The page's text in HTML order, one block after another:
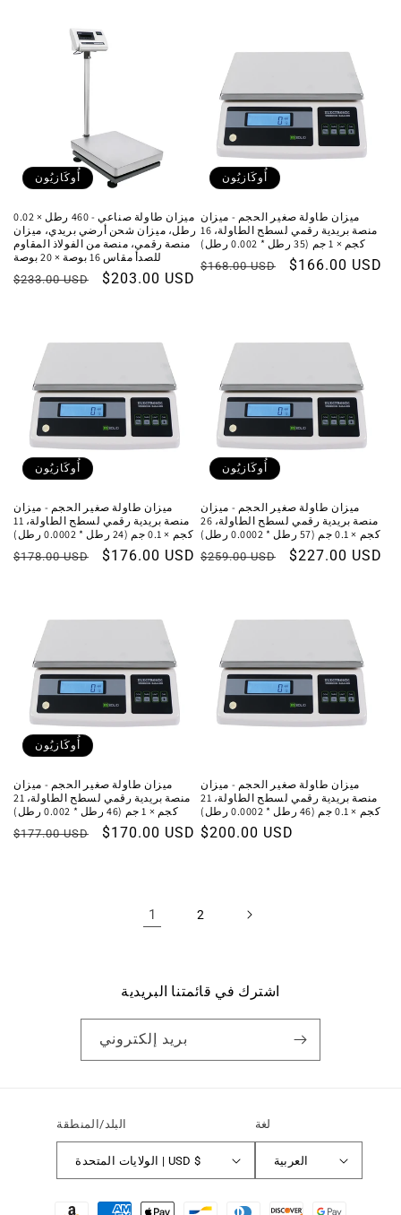
أُوكَازيُون
ميزان طاولة صناعي - 460 رطل × 0.02
رطل، ميزان شحن أرضي بريدي، ميزان
منصة رقمي، منصة من الفولاذ المقاوم
للصدأ مقاس 16 بوصة × 20 بوصة
السعر
$233.00 USD
سعر
$203.00 USD
أُوكَازيُون
ميزان طاولة صغير الحجم - ميزان
منصة بريدية رقمي لسطح الطاولة، 16
كجم × 1 جم (35 رطل * 0.002 رطل)
السعر
$168.00 USD
سعر
$166.00 USD
أُوكَازيُون
ميزان طاولة صغير الحجم - ميزان
منصة بريدية رقمي لسطح الطاولة، 11
كجم × 0.1 جم (24 رطل * 0.0002 رطل)
السعر
$178.00 USD
سعر
$176.00 USD
أُوكَازيُون
ميزان طاولة صغير الحجم - ميزان
منصة بريدية رقمي لسطح الطاولة، 26
كجم × 0.1 جم (57 رطل * 0.0002 رطل)
السعر
$259.00 USD
سعر
$227.00 USD
أُوكَازيُون
ميزان طاولة صغير الحجم - ميزان
منصة بريدية رقمي لسطح الطاولة، 21
كجم × 1 جم (46 رطل * 0.002 رطل)
السعر
$177.00 USD
سعر
$170.00 USD
ميزان طاولة صغير الحجم - ميزان
منصة بريدية رقمي لسطح الطاولة، 21
كجم × 0.1 جم (46 رطل * 0.0002 رطل)
السعر
$200.00 USD
1 2
اشترك في قائمتنا البريدية
بريد إلكتروني
البلد/المنطقة
الولايات المتحدة | USD $
لغة
العربية